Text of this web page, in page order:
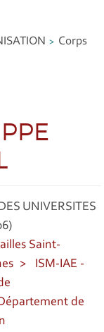
Corps
UNIVERSITES
Saint-
ISM-IAE -
de